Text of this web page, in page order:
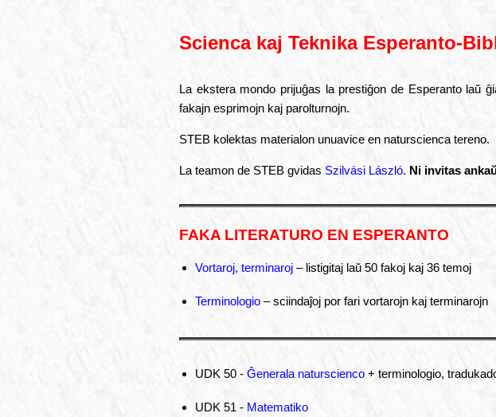
Scienca kaj Teknika Esperanto-
La ekstera mondo prijuĝas la prestiĝon de Esperanto laŭ
fakajn esprimojn kaj parolturnojn.
STEB kolektas materialon unua­vice en naturscienca tereno.
La teamon de STEB gvidas Szilvási László. Ni invitas
FAKA LITERATURO EN ESPERANTO
Vortaroj, terminaroj – listigitaj laŭ 50 fakoj kaj 36 temoj
Terminologio – sciindaĵoj por fari vortarojn kaj terminarojn
UDK 50 - Ĝenerala naturscienco + terminologio,
UDK 51 - Matematiko